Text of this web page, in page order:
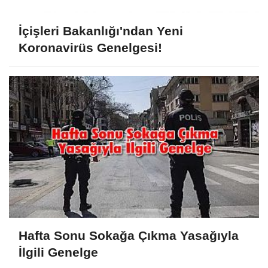
İçişleri Bakanlığı'ndan Yeni
Koronavirüs Genelgesi!
Hafta Sonu Sokağa Çıkma Yasağıyla
İlgili Genelge